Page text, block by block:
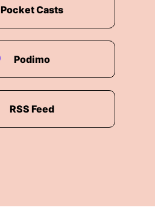
Pocket Casts
Podimo
RSS Feed